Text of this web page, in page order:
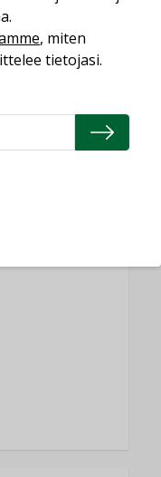
, miten
tietojasi.